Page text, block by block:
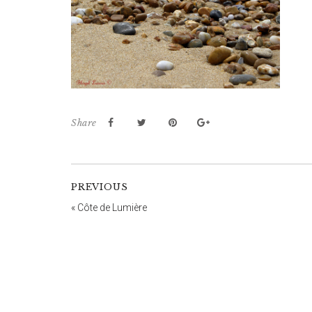
Share
PREVIOUS
« Côte de Lumière